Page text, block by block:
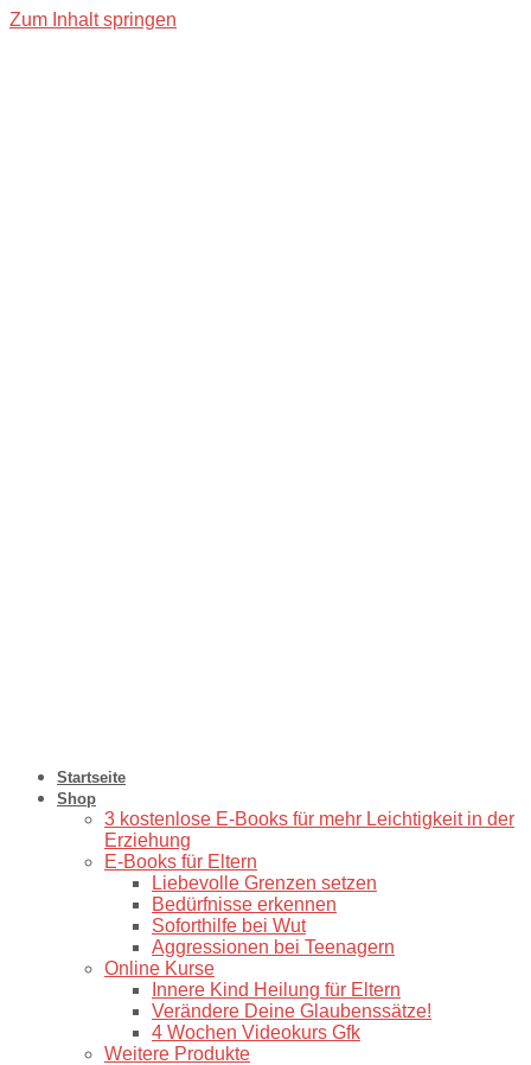
Zum Inhalt springen
Startseite
Shop
3 kostenlose E-Books für mehr Leichtigkeit in der
Erziehung
E-Books für Eltern
Liebevolle Grenzen setzen
Bedürfnisse erkennen
Soforthilfe bei Wut
Aggressionen bei Teenagern
Online Kurse
Innere Kind Heilung für Eltern
Verändere Deine Glaubenssätze!
4 Wochen Videokurs Gfk
Weitere Produkte